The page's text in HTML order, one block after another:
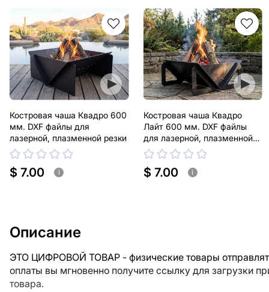
Костровая чаша Квадро 600
мм. DXF файлы для
лазерной, плазменной резки
$ 7.00 i
Костровая чаша Квадро
Лайт 600 мм. DXF файлы
для лазерной, плазменной
резки
$ 7.00 i
Описание
ЭТО ЦИФРОВОЙ ТОВАР - физические товары
оплаты вы мгновенно получите ссылку для загрузки
товара.